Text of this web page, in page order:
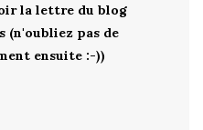
la lettre du blog
(n'oubliez pas de
ensuite :-))